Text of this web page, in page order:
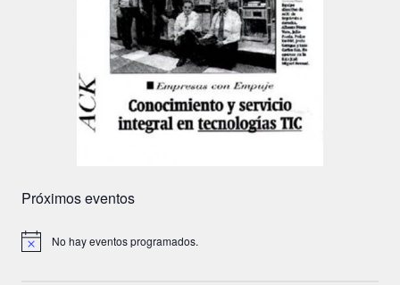
Próximos eventos
No hay eventos programados.